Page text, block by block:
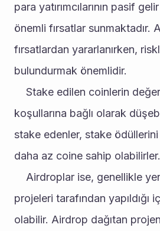
para yatırımcılarının pasif
önemli fırsatlar sunmaktadır.
fırsatlardan yararlanırken,
bulundurmak önemlidir.
koşullarına bağlı olarak
stake edenler, stake
daha az coine sahip olabilirler.
projeleri tarafından yapıldığı
olabilir. Airdrop dağıtan